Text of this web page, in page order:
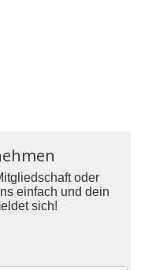
oder
einfach und dein
sich!